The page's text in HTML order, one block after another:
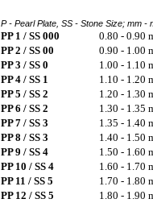
P - Pearl Plate, SS - Stone Size; mm -
PP 1 / SS 000
0.80 - 0.90
PP 2 / SS 00
0.90 - 1.00
PP 3 / SS 0
1.00 - 1.10
PP 4 / SS 1
1.10 - 1.20
PP 5 / SS 2
1.20 - 1.30
PP 6 / SS 2
1.30 - 1.35
PP 7 / SS 3
1.35 - 1.40
PP 8 / SS 3
1.40 - 1.50
PP 9 / SS 4
1.50 - 1.60
PP 10 / SS 4
1.60 - 1.70
PP 11 / SS 5
1.70 - 1.80
PP 12 / SS 5
1.80 - 1.90